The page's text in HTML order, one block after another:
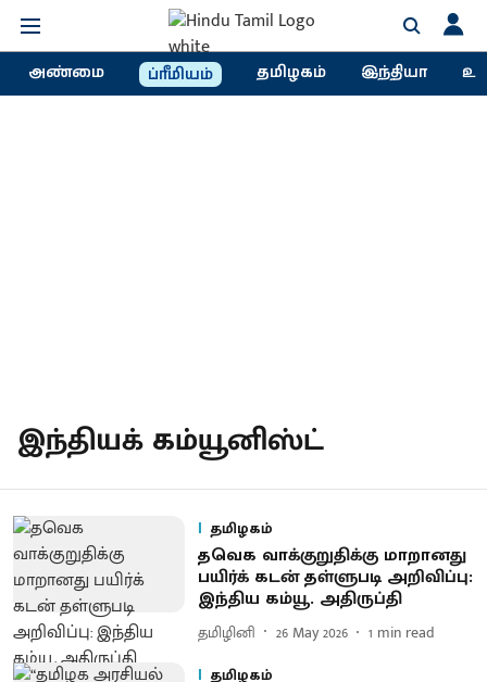
அண்மை ப்ரீமியம் தமிழகம் இந்தியா
இந்தியக் கம்யூனிஸ்ட்
தமிழகம்
தவெக வாக்குறுதிக்கு மாறானது
பயிர்க் கடன் தள்ளுபடி அறிவிப்பு:
இந்திய கம்யூ. அதிருப்தி
தமிழினி 26 May 2026 1 min read
தமிழகம்